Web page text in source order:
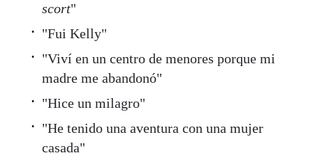
scort"
"Fui Kelly"
"Viví en un centro de menores porque mi
madre me abandonó"
"Hice un milagro"
"He tenido una aventura con una mujer
casada"